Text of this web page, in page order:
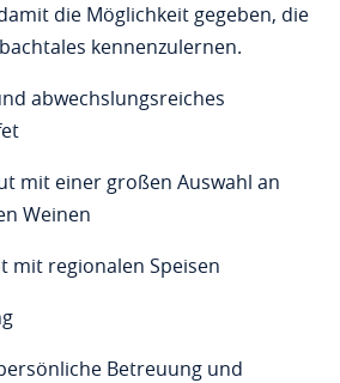
die Möglichkeit gegeben, die
kennenzulernen.
abwechslungsreiches
mit einer großen Auswahl an
Weinen
mit regionalen Speisen
Betreuung und